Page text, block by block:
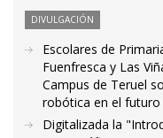
DIVULGACIÓN
Escolares de
Fuenfresca y Las
Campus de Teruel
robótica en el futuro
Digitalizada la